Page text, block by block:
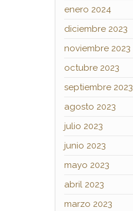
enero 2024
diciembre 2023
noviembre 2023
octubre 2023
septiembre 2023
agosto 2023
julio 2023
junio 2023
mayo 2023
abril 2023
marzo 2023